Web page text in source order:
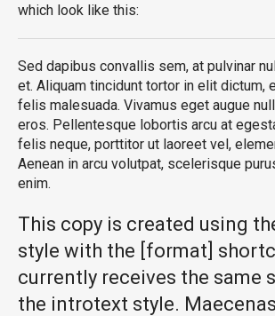
which look like this:
Sed dapibus convallis sem, at pulvinar
et. Aliquam tincidunt tortor in elit dictum,
felis malesuada. Vivamus eget augue
eros. Pellentesque lobortis arcu at
felis neque, porttitor ut laoreet vel,
Aenean in arcu volutpat, scelerisque
enim.
This copy is created using
style with the [format]
currently receives the same
the introtext style.